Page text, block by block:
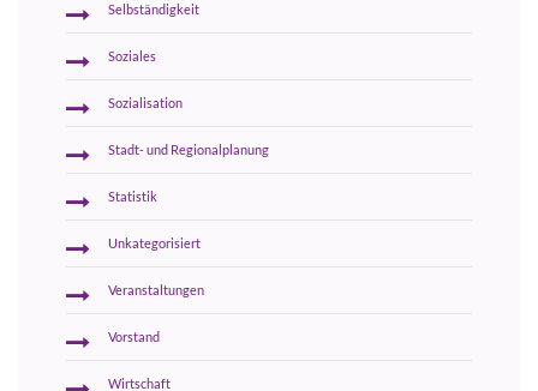
Selbständigkeit
Soziales
Sozialisation
Stadt- und Regionalplanung
Statistik
Unkategorisiert
Veranstaltungen
Vorstand
Wirtschaft